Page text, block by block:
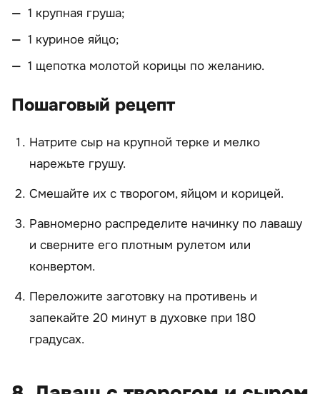
1 крупная груша;
1 куриное яйцо;
1 щепотка молотой корицы по желанию.
Пошаговый рецепт
Натрите сыр на крупной терке и мелко
нарежьте грушу.
Смешайте их с творогом, яйцом и корицей.
Равномерно распределите начинку по лавашу
и сверните его плотным рулетом или
конвертом.
Переложите заготовку на противень и
запекайте 20 минут в духовке при 180
градусах.